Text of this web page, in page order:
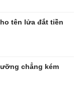
tên lửa đắt tiền
chẳng kém